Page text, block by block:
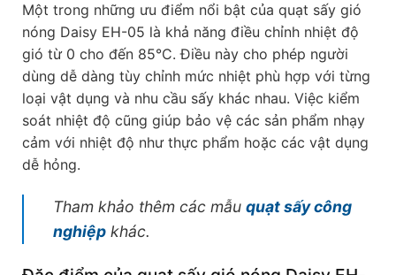
Một trong những ưu điểm nổi bật của quạt sấy gió
nóng Daisy EH-05 là khả năng điều chỉnh nhiệt độ
gió từ 0 cho đến 85°C. Điều này cho phép người
dùng dễ dàng tùy chỉnh mức nhiệt phù hợp với từng
loại vật dụng và nhu cầu sấy khác nhau. Việc kiểm
soát nhiệt độ cũng giúp bảo vệ các sản phẩm nhạy
cảm với nhiệt độ như thực phẩm hoặc các vật dụng
dễ hỏng.
Tham khảo thêm các mẫu quạt sấy công
nghiệp khác.